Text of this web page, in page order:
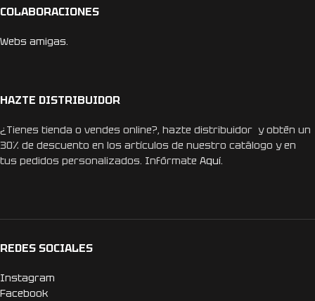
COLABORACIONES
Webs amigas.
HAZTE DISTRIBUIDOR
¿Tienes tienda o vendes online?, hazte distribuidor y obtén un
30% de descuento en los artículos de nuestro catálogo y en
tus pedidos personalizados. Infórmate Aquí.
REDES SOCIALES
Instagram
Facebook